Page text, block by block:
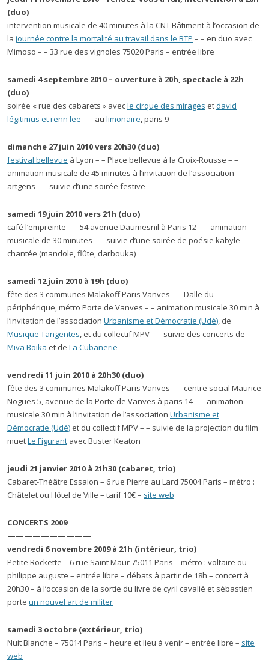
(duo)
intervention musicale de 40 minutes à la CNT Bâtiment à l’occasion de
la journée contre la mortalité au travail dans le BTP – – en duo avec
Mimoso – – 33 rue des vignoles 75020 Paris – entrée libre
samedi 4 septembre 2010 – ouverture à 20h, spectacle à 22h
(duo)
soirée « rue des cabarets » avecle cirque des mirages etdavid
légitimus et renn lee – – au limonaire, paris 9
dimanche 27 juin 2010 vers 20h30 (duo)
festival bellevue à Lyon – – Place bellevue à la Croix-Rousse – –
animation musicale de 45 minutes à l’invitation de l’association
artgens – – suivie d’une soirée festive
samedi 19 juin 2010 vers 21h (duo)
café l’empreinte – – 54 avenue Daumesnil à Paris 12 – – animation
musicale de 30 minutes – – suivie d’une soirée de poésie kabyle
chantée (mandole, flûte, darbouka)
samedi 12 juin 2010 à 19h (duo)
fête des 3 communes Malakoff Paris Vanves – – Dalle du
périphérique, métro Porte de Vanves – – animation musicale 30 min à
l’invitation de l’association Urbanisme et Démocratie (Udé), de
Musique Tangentes, et du collectif MPV – – suivie des concerts de
Miva Boïka et de La Cubanerie
vendredi 11 juin 2010 à 20h30 (duo)
fête des 3 communes Malakoff Paris Vanves – – centre social Maurice
Nogues 5, avenue de la Porte de Vanves à paris 14 – – animation
musicale 30 min à l’invitation de l’association Urbanisme et
Démocratie (Udé) et du collectif MPV – – suivie de la projection du film
muetLe Figurant avec Buster Keaton
jeudi 21 janvier 2010 à 21h30 (cabaret, trio)
Cabaret-Théâtre Essaion – 6 rue Pierre au Lard 75004 Paris – métro :
Châtelet ou Hôtel de Ville – tarif 10€ – site web
CONCERTS 2009
——————————
vendredi 6 novembre 2009 à 21h (intérieur, trio)
Petite Rockette – 6 rue Saint Maur 75011 Paris – métro : voltaire ou
philippe auguste – entrée libre – débats à partir de 18h – concert à
20h30 – à l’occasion de la sortie du livre de cyril cavalié et sébastien
porte un nouvel art de militer
samedi 3 octobre (extérieur, trio)
Nuit Blanche – 75014 Paris – heure et lieu à venir – entrée libre – site
web